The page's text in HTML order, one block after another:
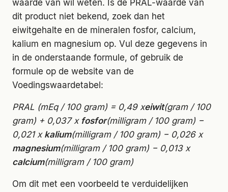
waarde van wil weten. Is de PRAL-waarde van
dit product niet bekend, zoek dan het
eiwitgehalte en de mineralen fosfor, calcium,
kalium en magnesium op. Vul deze gegevens in
in de onderstaande formule, of gebruik de
formule op de website van de
Voedingswaardetabel:
PRAL (mEq / 100 gram) = 0,49 xeiwit(gram / 100
gram) + 0,037 x fosfor(milligram / 100 gram) −
0,021 x kalium(milligram / 100 gram) − 0,026 x
magnesium(milligram / 100 gram) − 0,013 x
calcium(milligram / 100 gram)
Om dit met een voorbeeld te verduidelijken